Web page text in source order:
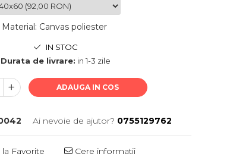
Material: Canvas poliester
IN STOC
Durata de livrare: in 1-3 zile
ADAUGA IN COS
Ai nevoie de ajutor? 0755129762
Favorite Cere informatii